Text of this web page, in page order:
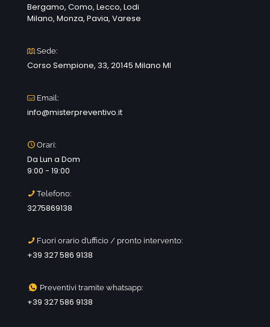
Bergamo, Como, Lecco, Lodi
Milano, Monza, Pavia, Varese
Sede:
Corso Sempione, 33, 20145 Milano MI
Email:
info@misterpreventivo.it
Orari:
Da Lun a Dom
9:00 - 19:00
Telefono:
3275869138
Fuori orario d’ufficio / pronto intervento:
+39 327 586 9138
Preventivi tramite whatsapp:
+39 327 586 9138